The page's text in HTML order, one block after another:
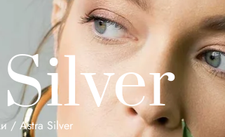
/ Astra Silver